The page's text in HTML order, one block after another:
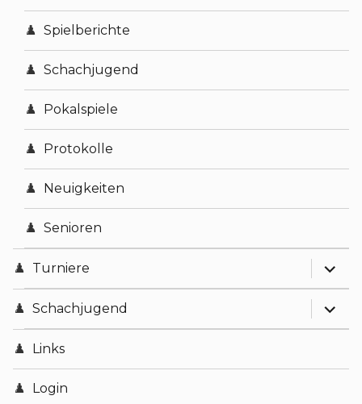
Vorstände
Vereinsmeister
Satzung
Impressum
Datenschutz
Spielberichte
Schachjugend
Pokalspiele
Protokolle
Neuigkeiten
Senioren
Turniere
Turnierausschreibungen
Vereinsmeisterschaft 25/26
Vereinspokal 2026
Schachjugend
Aktuelles
Links
Login